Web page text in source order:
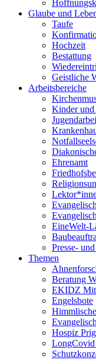
Glaube und
Taufe
Hochzeit
Bestattung
Geistliche
Arbeitsbereiche
Kinder und
Ehrenamt
EineWelt-
Presse-
Themen
Beratung
EKIDZ
Engelsbote
Hospiz